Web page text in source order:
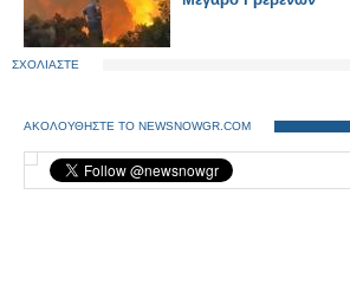
ΣΧΟΛΙΑΣΤΕ
ΑΚΟΛΟΥΘΗΣΤΕ ΤΟ NEWSNOWGR.COM